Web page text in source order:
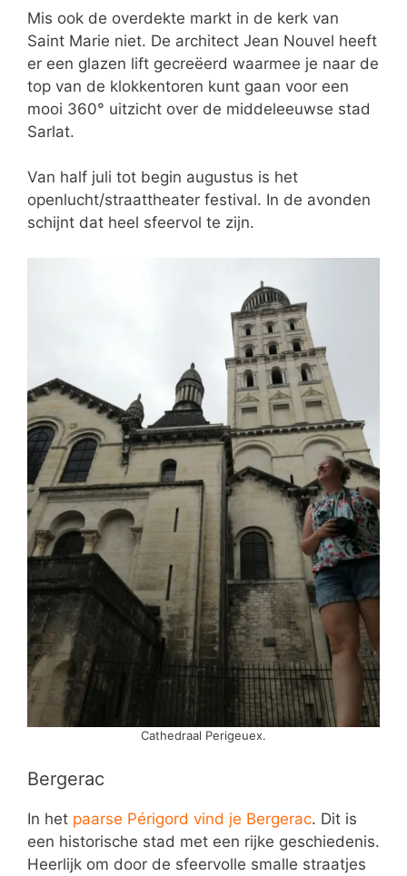
Mis ook de overdekte markt in de kerk van
Saint Marie niet. De architect Jean Nouvel heeft
er een glazen lift gecreëerd waarmee je naar de
top van de klokkentoren kunt gaan voor een
mooi 360° uitzicht over de middeleeuwse stad
Sarlat.
Van half juli tot begin augustus is het
openlucht/straattheater festival. In de avonden
schijnt dat heel sfeervol te zijn.
Cathedraal Perigeuex.
Bergerac
In het paarse Périgord vind je Bergerac. Dit is
een historische stad met een rijke geschiedenis.
Heerlijk om door de sfeervolle smalle straatjes